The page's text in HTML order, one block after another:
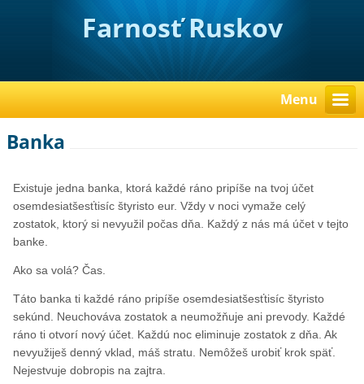
Farnosť Ruskov
Menu
Banka
Existuje jedna banka, ktorá každé ráno pripíše na tvoj účet
osemdesiatšesťtisíc štyristo eur. Vždy v noci vymaže celý
zostatok, ktorý si nevyužil počas dňa. Každý z nás má účet v tejto
banke.
Ako sa volá? Čas.
Táto banka ti každé ráno pripíše osemdesiatšesťtisíc štyristo
sekúnd. Neuchováva zostatok a neumožňuje ani prevody. Každé
ráno ti otvorí nový účet. Každú noc eliminuje zostatok z dňa. Ak
nevyužiješ denný vklad, máš stratu. Nemôžeš urobiť krok späť.
Nejestvuje dobropis na zajtra.